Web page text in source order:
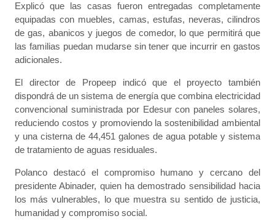
Explicó que las casas fueron entregadas completamente
equipadas con muebles, camas, estufas, neveras, cilindros
de gas, abanicos y juegos de comedor, lo que permitirá que
las familias puedan mudarse sin tener que incurrir en gastos
adicionales.
El director de Propeep indicó que el proyecto también
dispondrá de un sistema de energía que combina electricidad
convencional suministrada por Edesur con paneles solares,
reduciendo costos y promoviendo la sostenibilidad ambiental
y una cisterna de 44,451 galones de agua potable y sistema
de tratamiento de aguas residuales.
Polanco destacó el compromiso humano y cercano del
presidente Abinader, quien ha demostrado sensibilidad hacia
los más vulnerables, lo que muestra su sentido de justicia,
humanidad y compromiso social.